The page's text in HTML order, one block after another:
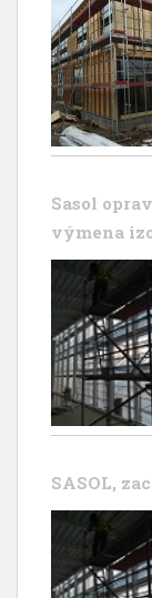
Sasol
výmena
SASOL,